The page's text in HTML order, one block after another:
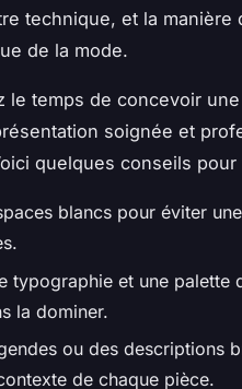
technique, et la
de la mode.
le temps de concevoir une
soignée et
quelques conseils pour
blancs pour éviter
typographie et une
la dominer.
ou des descriptions
de chaque pièce.